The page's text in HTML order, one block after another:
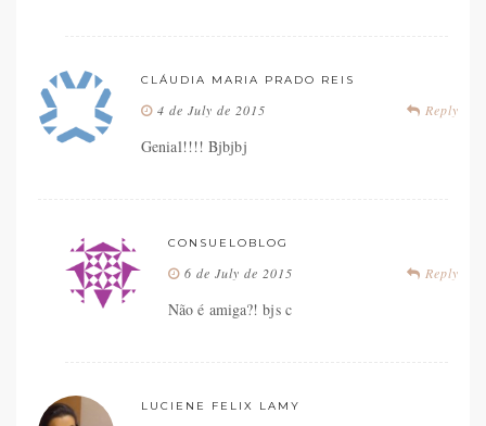
CLÁUDIA MARIA PRADO REIS
Reply
4 de July de 2015
Genial!!!! Bjbjbj
CONSUELOBLOG
Reply
6 de July de 2015
Não é amiga?! bjs c
LUCIENE FELIX LAMY